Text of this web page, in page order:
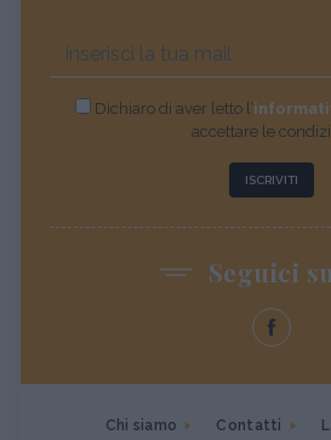
Dichiaro di aver letto l’
accettare le
ISCRIVITI
Seguici su
Chi siamo Contatti